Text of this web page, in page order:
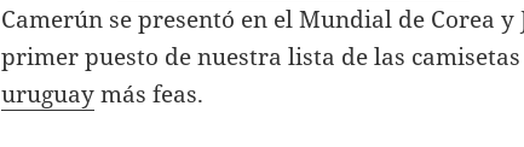
Camerún se presentó en el Mundial de Corea y
primer puesto de nuestra lista de las
uruguaymás feas.